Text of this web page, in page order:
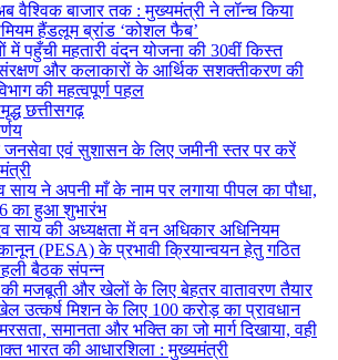
वैश्विक बाजार तक : मुख्यमंत्री ने लॉन्च किया
हैंडलूम ब्रांड ‘कोशल फैब’
में पहुँची महतारी वंदन योजना की 30वीं किस्त
और कलाकारों के आर्थिक सशक्तीकरण की
की महत्वपूर्ण पहल
छत्तीसगढ़
जनसेवा एवं सुशासन के लिए जमीनी स्तर पर करें
साय ने अपनी माँ के नाम पर लगाया पीपल का पौधा,
का हुआ शुभारंभ
साय की अध्यक्षता में वन अधिकार अधिनियम
(PESA) के प्रभावी क्रियान्वयन हेतु गठित
बैठक संपन्न
मजबूती और खेलों के लिए बेहतर वातावरण तैयार
उत्कर्ष मिशन के लिए 100 करोड़ का प्रावधान
समानता और भक्ति का जो मार्ग दिखाया, वही
भारत की आधारशिला : मुख्यमंत्री